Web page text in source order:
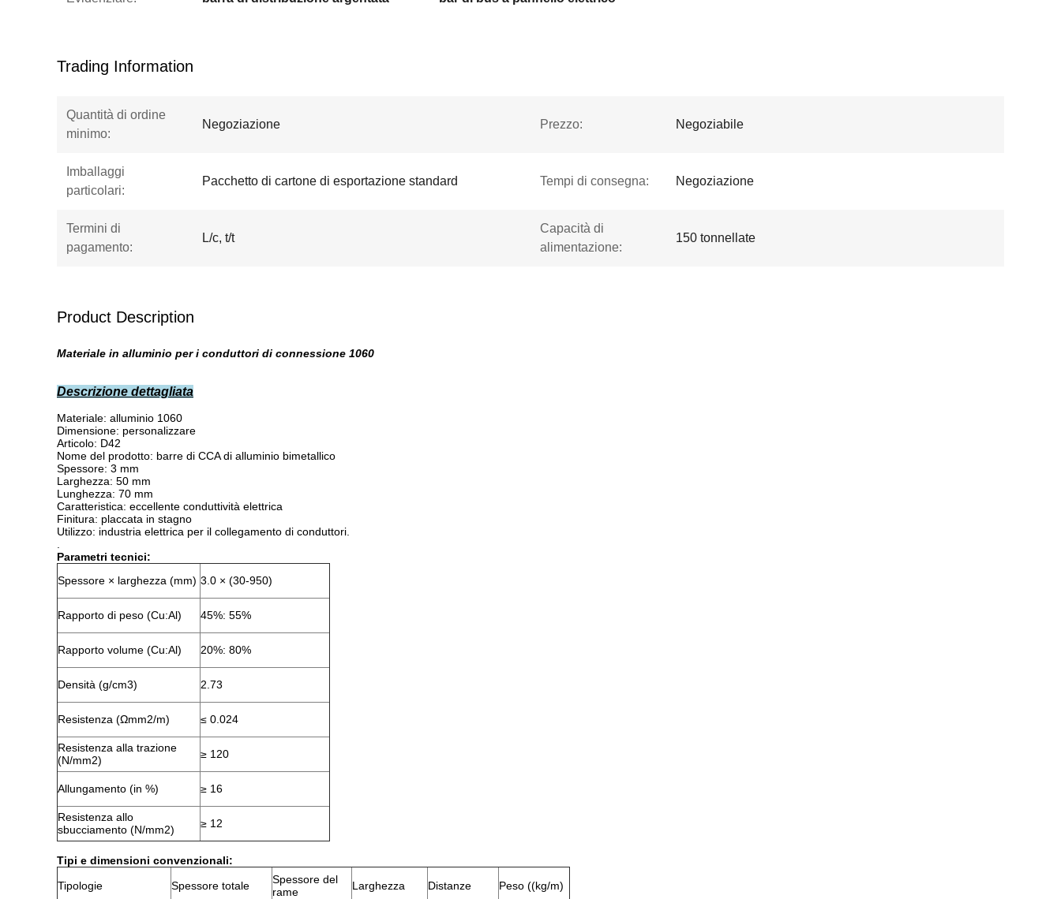
Trading Information
Quantità di ordine
minimo:
Negoziazione Prezzo: Negoziabile
Imballaggi
particolari:
Pacchetto di cartone di esportazione standard Tempi di consegna: Negoziazione
Termini di
pagamento:
L/c, t/t
Capacità di
alimentazione:
150 tonnellate
Product Description
Materiale in alluminio per i conduttori di connessione 1060
Descrizione dettagliata
Materiale: alluminio 1060
Dimensione: personalizzare
Articolo: D42
Nome del prodotto: barre di CCA di alluminio bimetallico
Spessore: 3 mm
Larghezza: 50 mm
Lunghezza: 70 mm
Caratteristica: eccellente conduttività elettrica
Finitura: placcata in stagno
Utilizzo: industria elettrica per il collegamento di conduttori.
Parametri tecnici:
Spessore × larghezza (mm) 3.0 × (30-950)
Rapporto di peso (Cu:Al) 45%: 55%
Rapporto volume (Cu:Al) 20%: 80%
Densità (g/cm3) 2.73
Resistenza (Ωmm2/m) ≤ 0.024
Resistenza alla trazione
(N/mm2)
≥ 120
Allungamento (in %) ≥ 16
Resistenza allo
sbucciamento (N/mm2)
≥ 12
Tipi e dimensioni convenzionali:
Tipologie
Spessore totale
Spessore del
rame
Larghezza Distanze Peso ((kg/m)